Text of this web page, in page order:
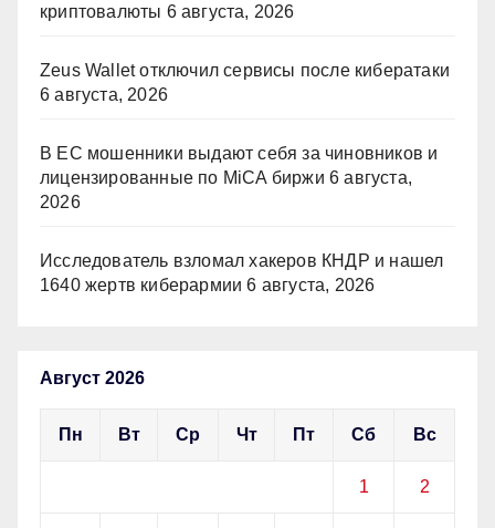
криптовалюты 6 августа, 2026
Zeus Wallet отключил сервисы после кибератаки
6 августа, 2026
В ЕС мошенники выдают себя за чиновников и
лицензированные по MiCA биржи 6 августа,
2026
Исследователь взломал хакеров КНДР и нашел
1640 жертв киберармии 6 августа, 2026
Август 2026
Пн Вт Ср Чт Пт Сб Вс
1 2